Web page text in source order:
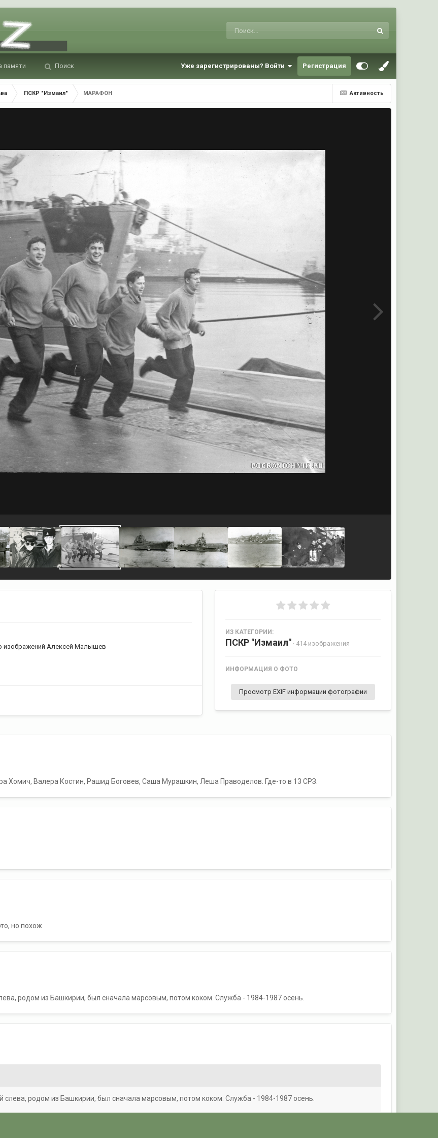
памяти Поиск Уже зарегистрированы? Войти Регистрация
Активность
ПСКР "Измаил" МАРАФОН
изображений Алексей Малышев
ИЗ КАТЕГОРИИ:
ПСКР "Измаил" · 414 изображения
ИНФОРМАЦИЯ О ФОТО
Просмотр EXIF информации фотографии
Хомич, Валера Костин, Рашид Боговев, Саша Мурашкин, Леша Праводелов. Где-то в 13 СРЗ.
но похож
родом из Башкирии, был сначала марсовым, потом коком. Служба - 1984-1987 осень.
слева, родом из Башкирии, был сначала марсовым, потом коком. Служба - 1984-1987 осень.